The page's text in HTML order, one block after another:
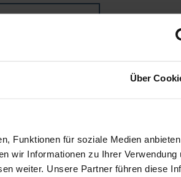
Über
Funktionen für soziale Medien
wir Informationen zu Ihrer Verwendung
weiter. Unsere Partner führen diese